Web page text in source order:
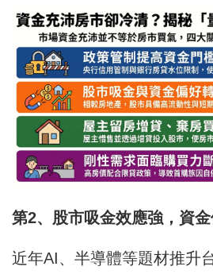
第2、股市吸金效應強，資
近年AI、半導體等題材推升